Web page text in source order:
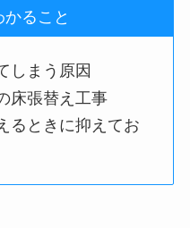
ること
しまう原因
床張替え工事
るときに抑えてお